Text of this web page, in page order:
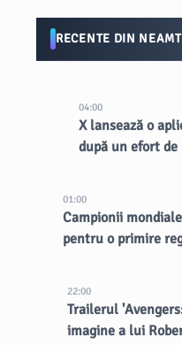
RECENTE DIN NEAMT
04:00
X lansează o
după un efort de
01:00
Campionii
pentru o primire
22:00
Trailerul
imagine a lui